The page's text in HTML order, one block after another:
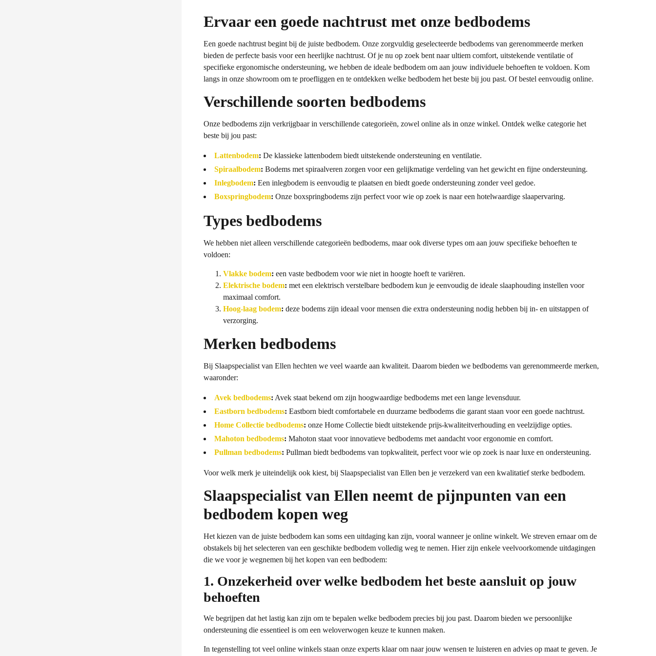
Ervaar een goede nachtrust met onze bedbodems
Een goede nachtrust begint bij de juiste bedbodem. Onze zorgvuldig geselecteerde bedbodems van gerenommeerde merken
bieden de perfecte basis voor een heerlijke nachtrust. Of je nu op zoek bent naar ultiem comfort, uitstekende ventilatie of
specifieke ergonomische ondersteuning, we hebben de ideale bedbodem om aan jouw individuele behoeften te voldoen. Kom
langs in onze showroom om te proefliggen en te ontdekken welke bedbodem het beste bij jou past. Of bestel eenvoudig online.
Verschillende soorten bedbodems
Onze bedbodems zijn verkrijgbaar in verschillende categorieën, zowel online als in onze winkel. Ontdek welke categorie het
beste bij jou past:
Lattenbodem: De klassieke lattenbodem biedt uitstekende ondersteuning en ventilatie.
Spiraalbodem: Bodems met spiraalveren zorgen voor een gelijkmatige verdeling van het gewicht en fijne ondersteuning.
Inlegbodem: Een inlegbodem is eenvoudig te plaatsen en biedt goede ondersteuning zonder veel gedoe.
Boxspringbodem: Onze boxspringbodems zijn perfect voor wie op zoek is naar een hotelwaardige slaapervaring.
Types bedbodems
We hebben niet alleen verschillende categorieën bedbodems, maar ook diverse types om aan jouw specifieke behoeften te
voldoen:
Vlakke bodem: een vaste bedbodem voor wie niet in hoogte hoeft te variëren.
Elektrische bodem: met een elektrisch verstelbare bedbodem kun je eenvoudig de ideale slaaphouding instellen voor
maximaal comfort.
Hoog-laag bodem: deze bodems zijn ideaal voor mensen die extra ondersteuning nodig hebben bij in- en uitstappen of
verzorging.
Merken bedbodems
Bij Slaapspecialist van Ellen hechten we veel waarde aan kwaliteit. Daarom bieden we bedbodems van gerenommeerde merken,
waaronder:
Avek bedbodems: Avek staat bekend om zijn hoogwaardige bedbodems met een lange levensduur.
Eastborn bedbodems: Eastborn biedt comfortabele en duurzame bedbodems die garant staan voor een goede nachtrust.
Home Collectie bedbodems: onze Home Collectie biedt uitstekende prijs-kwaliteitverhouding en veelzijdige opties.
Mahoton bedbodems: Mahoton staat voor innovatieve bedbodems met aandacht voor ergonomie en comfort.
Pullman bedbodems: Pullman biedt bedbodems van topkwaliteit, perfect voor wie op zoek is naar luxe en ondersteuning.
Voor welk merk je uiteindelijk ook kiest, bij Slaapspecialist van Ellen ben je verzekerd van een kwalitatief sterke bedbodem.
Slaapspecialist van Ellen neemt de pijnpunten van een
bedbodem kopen weg
Het kiezen van de juiste bedbodem kan soms een uitdaging kan zijn, vooral wanneer je online winkelt. We streven ernaar om de
obstakels bij het selecteren van een geschikte bedbodem volledig weg te nemen. Hier zijn enkele veelvoorkomende uitdagingen
die we voor je wegnemen bij het kopen van een bedbodem:
1. Onzekerheid over welke bedbodem het beste aansluit op jouw
behoeften
We begrijpen dat het lastig kan zijn om te bepalen welke bedbodem precies bij jou past. Daarom bieden we persoonlijke
ondersteuning die essentieel is om een weloverwogen keuze te kunnen maken.
In tegenstelling tot veel online winkels staan onze experts klaar om naar jouw wensen te luisteren en advies op maat te geven. Je